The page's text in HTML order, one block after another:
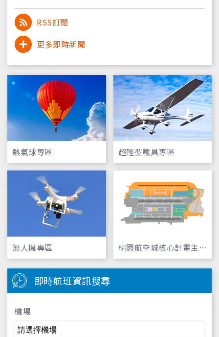
RSS訂閱
更多即時新聞
熱氣球專區 超輕型載具專區
無人機專區
桃園航空城核心計畫主題
網
即時航班資訊搜尋
機場